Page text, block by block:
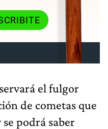
el fulgor
de cometas que
podrá saber